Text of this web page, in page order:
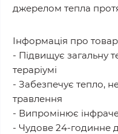
джерелом тепла
Інформація про товар
- Підвищує загальну
тераріумі
- Забезпечує тепло,
травлення
- Випромінює
- Чудове 24-годинне